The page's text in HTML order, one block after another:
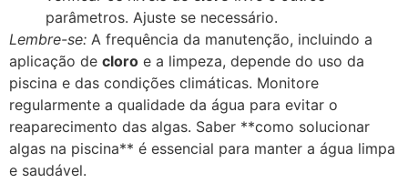
parâmetros. Ajuste se necessário.
Lembre-se: A frequência da manutenção, incluindo a
aplicação de cloro e a limpeza, depende do uso da
piscina e das condições climáticas. Monitore
regularmente a qualidade da água para evitar o
reaparecimento das algas. Saber **como solucionar
algas na piscina** é essencial para manter a água limpa
e saudável.